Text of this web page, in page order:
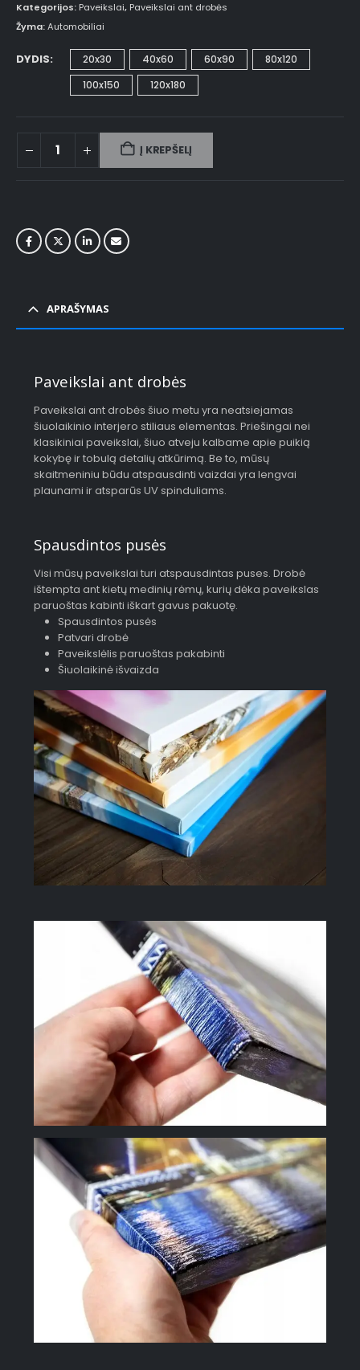
Kategorijos: Paveikslai, Paveikslai ant drobės
Žyma:Automobiliai
DYDIS 20x30 40x60 60x90
80x120
100x150
120x180
Į KREPŠELĮ
APRAŠYMAS
Paveikslai ant drobės
Paveikslai ant drobės šiuo metu yra neatsiejamas
šiuolaikinio interjero stiliaus elementas. Priešingai nei
klasikiniai paveikslai, šiuo atveju kalbame apie puikią
kokybę ir tobulą detalių atkūrimą. Be to, mūsų
skaitmeniniu būdu atspausdinti vaizdai yra lengvai
plaunami ir atsparūs UV spinduliams.
Spausdintos pusės
Visi mūsų paveikslai turi atspausdintas puses. Drobė
ištempta ant kietų medinių rėmų, kurių dėka paveikslas
paruoštas kabinti iškart gavus pakuotę.
Spausdintos pusės
Patvari drobė
Paveikslėlis paruoštas pakabinti
Šiuolaikinė išvaizda